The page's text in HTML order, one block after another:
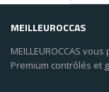
MEILLEUROCCAS
MEILLEUROCCAS
Premium contrôlés et